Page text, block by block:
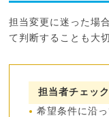
担当変更に迷った場
て判断することも大
担当者チェッ
希望条件に沿